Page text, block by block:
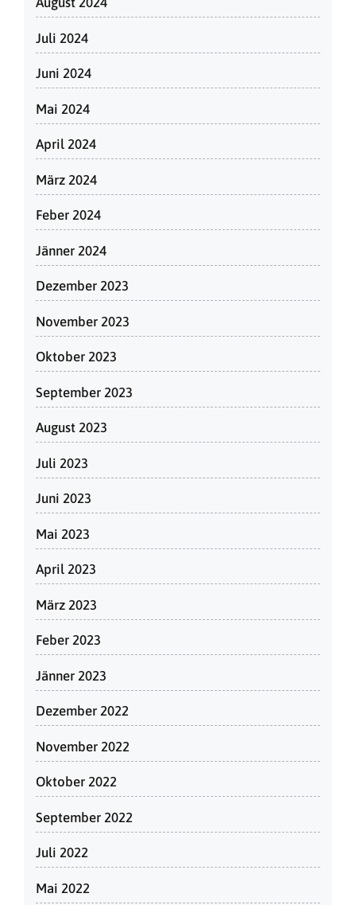
Juli 2024
Juni 2024
Mai 2024
April 2024
März 2024
Feber 2024
Jänner 2024
Dezember 2023
November 2023
Oktober 2023
September 2023
August 2023
Juli 2023
Juni 2023
Mai 2023
April 2023
März 2023
Feber 2023
Jänner 2023
Dezember 2022
November 2022
Oktober 2022
September 2022
Juli 2022
Mai 2022